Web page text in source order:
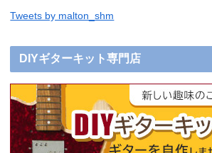
Tweets by malton_shm
DIYギターキット専門店